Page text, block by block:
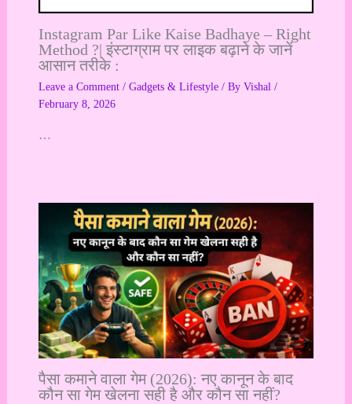
Instagram Par Like Kaise Badhaye – Right
Method ?| इंस्टाग्राम पर लाइक बढ़ाने के जानें
आसान तरीके :
Leave a Comment / Gadgets & Lifestyle/ By Vishal /
February 8, 2026
…
पैसा कमाने वाला गेम (2026): नए कानून के बाद
कौन सा गेम खेलना सही है और कौन सा नहीं?